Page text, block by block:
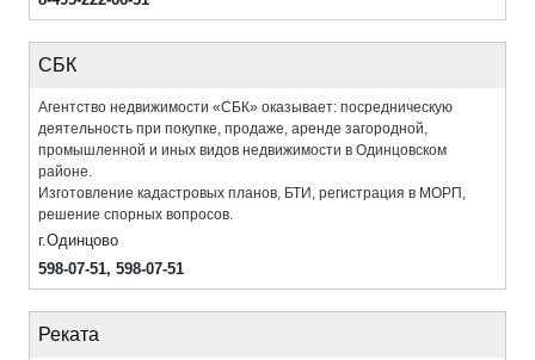
СБК
Агентство недвижимости «СБК» оказывает: посредническую
деятельность при покупке, продаже, аренде загородной,
промышленной и иных видов недвижимости в Одинцовском
районе.
Изготовление кадастровых планов, БТИ, регистрация в МОРП,
решение спорных вопросов.
г.Одинцово
598-07-51, 598-07-51
Реката